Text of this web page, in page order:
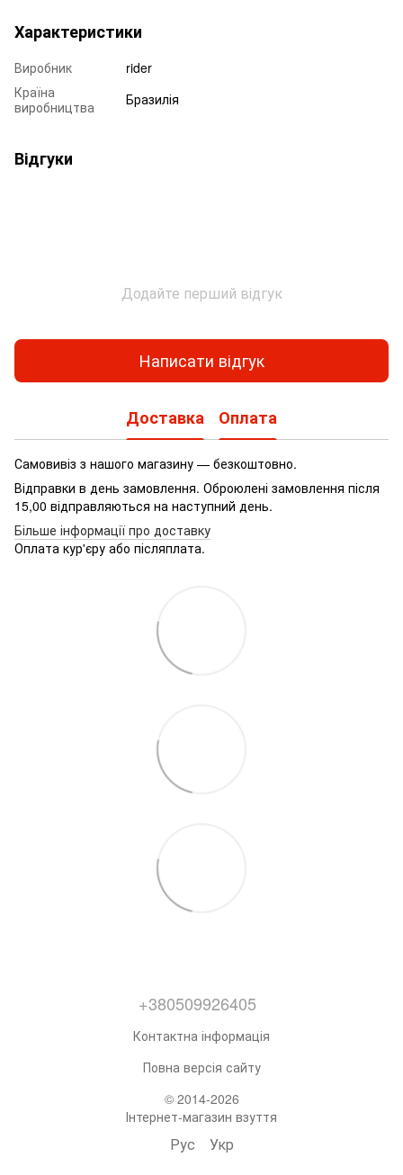
Характеристики
Виробник
rider
Країна
виробництва
Бразилія
Відгуки
Додайте перший відгук
Написати відгук
Доставка Оплата
Самовивіз з нашого магазину — безкоштовно.
Відправки в день замовлення. Оброюлені замовлення після
15,00 відправляються на наступний день.
Більше інформації про доставку
Оплата кур'єру або післяплата.
+380509926405
Контактна інформація
Повна версія сайту
© 2014-2026
Інтернет-магазин взуття
Рус Укр